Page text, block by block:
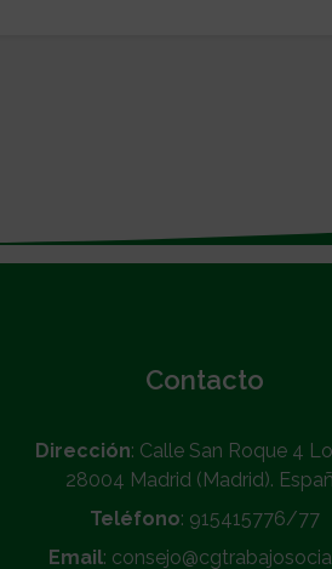
Contacto
Dirección: Calle San Roque 4
28004 Madrid (Madrid).
Teléfono: 915415776/77
Email: